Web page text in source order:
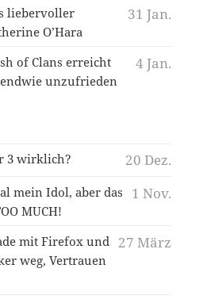
liebervoller
O’Hara
31 Jan.
of Clans erreicht
unzufrieden
4 Jan.
3 wirklich? 20 Dez.
mein Idol, aber das
MUCH!
1 Nov.
mit Firefox und
weg, Vertrauen
27 März